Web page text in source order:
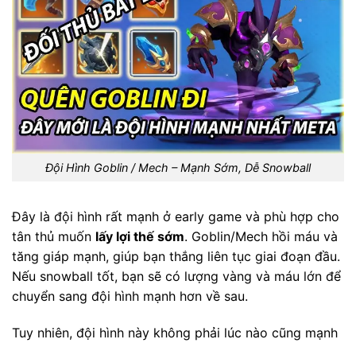
Đội Hình Goblin / Mech – Mạnh Sớm, Dễ Snowball
Đây là đội hình rất mạnh ở early game và phù hợp cho
tân thủ muốn lấy lợi thế sớm. Goblin/Mech hồi máu và
tăng giáp mạnh, giúp bạn thắng liên tục giai đoạn đầu.
Nếu snowball tốt, bạn sẽ có lượng vàng và máu lớn để
chuyển sang đội hình mạnh hơn về sau.
Tuy nhiên, đội hình này không phải lúc nào cũng mạnh